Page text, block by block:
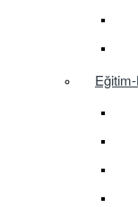
Eğitim-